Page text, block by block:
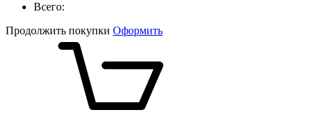
Всего:
Продолжить покупки Оформить